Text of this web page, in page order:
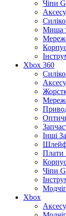
Чіпи
Миша
Xbox 360
Інші
Плати
Чіпи
Xbox